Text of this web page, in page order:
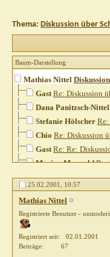
Thema: Diskussion über
Baum-Darstellung
Mathias Nittel
Gast Re: Diskussion
Dana Panitzsch-Nittel
Stefanie Hölscher
Chio Re: Diskussion
Gast Re: Re:
Marion Mangold Re:
Brigitte Kiel Re:
Claudia Closmann
Mathias Nittel
Re:
25.02.2001, 10:57
Mathias Nittel
Registrierte Benutzer -
Registriert seit
02.01.2001
Beiträge
67